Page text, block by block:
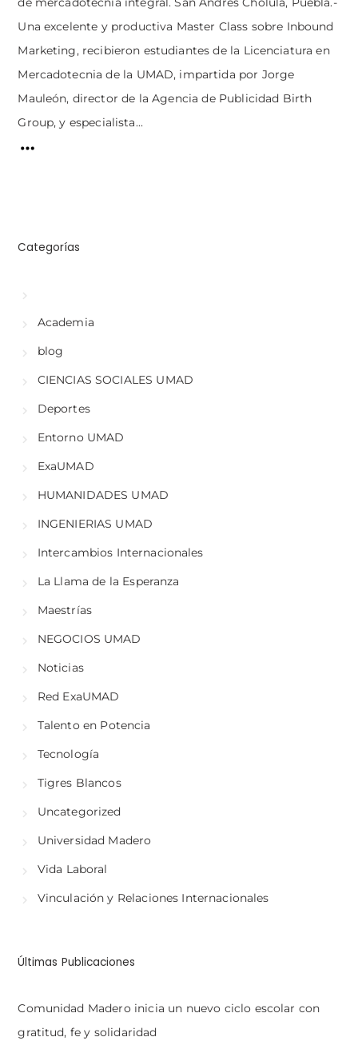
de mercadotecnia integral. San Andrés Cholula, Puebla.-
Una excelente y productiva Master Class sobre Inbound
Marketing, recibieron estudiantes de la Licenciatura en
Mercadotecnia de la UMAD, impartida por Jorge
Mauleón, director de la Agencia de Publicidad Birth
Group, y especialista...
Categorías
Academia
blog
CIENCIAS SOCIALES UMAD
Deportes
Entorno UMAD
ExaUMAD
HUMANIDADES UMAD
INGENIERIAS UMAD
Intercambios Internacionales
La Llama de la Esperanza
Maestrías
NEGOCIOS UMAD
Noticias
Red ExaUMAD
Talento en Potencia
Tecnología
Tigres Blancos
Uncategorized
Universidad Madero
Vida Laboral
Vinculación y Relaciones Internacionales
Últimas Publicaciones
Comunidad Madero inicia un nuevo ciclo escolar con
gratitud, fe y solidaridad